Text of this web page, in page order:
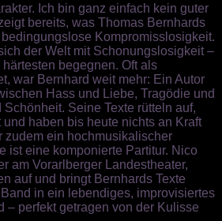
Ich bin ganz einfach kein guter
bereits, was Thomas Bernhards
Kompromisslosigkeit.
der Welt mit Schonungslosigkeit –
begegnen. Oft als
war Bernhard weit mehr: Ein Autor
Hass und Liebe, Tragödie und
Schönheit. Seine Texte rütteln auf,
und haben bis heute nichts an Kraft
zudem ein hochmusikalischer
ist eine komponierte Partitur. Nico
am Vorarlberger Landestheater,
auf und bringt Bernhards Texte
in ein lebendiges, improvisiertes
– perfekt getragen von der Kulisse